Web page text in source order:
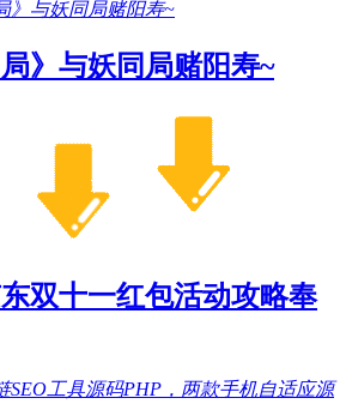
局》与妖同局赌阳寿~
双十一红包活动攻略奉